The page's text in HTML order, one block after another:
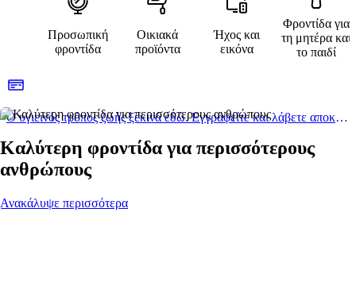
Προσωπική
φροντίδα
Οικιακά
προϊόντα
Ήχος και
εικόνα
Φροντίδα για
τη μητέρα και
το παιδί
Ο υγιεινός τρόπος ζωής ξεκινά εδώ. Εγγραφείτε και λάβετε αποκλειστικές προσφορές
Καλύτερη φροντίδα για περισσότερους
ανθρώπους
Ανακάλυψε περισσότερα